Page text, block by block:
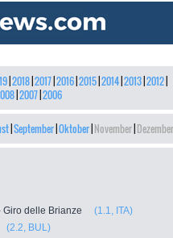
| 2018| 2017| 2016| 2015| 2014| 2013| 2012|
| 2007| 2006
September Oktober November Dezember
Giro delle Brianze (1.1, ITA)
(2.2, BUL)